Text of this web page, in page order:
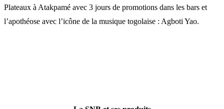
Plateaux à Atakpamé avec 3 jours de promotions dans les bars et
l’apothéose avec l’icône de la musique togolaise : Agboti Yao.